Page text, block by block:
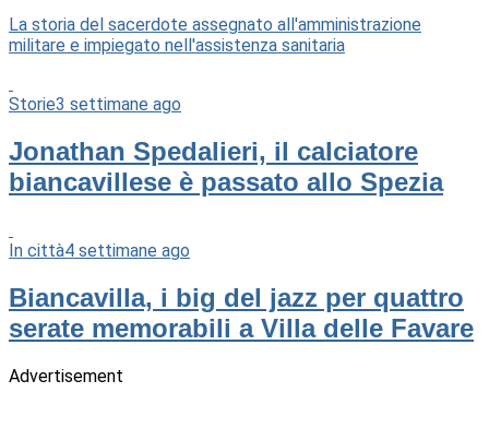
La storia del sacerdote assegnato all'amministrazione
militare e impiegato nell'assistenza sanitaria
Storie3 settimane ago
Jonathan Spedalieri, il calciatore
biancavillese è passato allo Spezia
In città4 settimane ago
Biancavilla, i big del jazz per quattro
serate memorabili a Villa delle Favare
Advertisement